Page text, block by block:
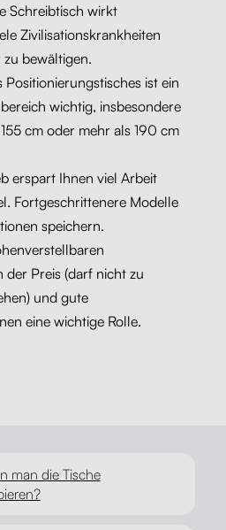
Schreibtisch wirkt
Zivilisationskrankheiten
zu bewältigen.
Positionierungstisches ist ein
wichtig, insbesondere
cm oder mehr als 190 cm
erspart Ihnen viel Arbeit
Fortgeschrittenere Modelle
speichern.
der Preis (darf nicht zu
und gute
eine wichtige Rolle.
man die Tische